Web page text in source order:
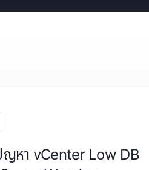
ญหา vCenter Low DB